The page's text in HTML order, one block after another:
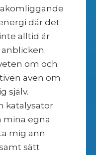
där det
alltid är
om och
även om
själv.
katalysator
mina egna
mig ann
sätt